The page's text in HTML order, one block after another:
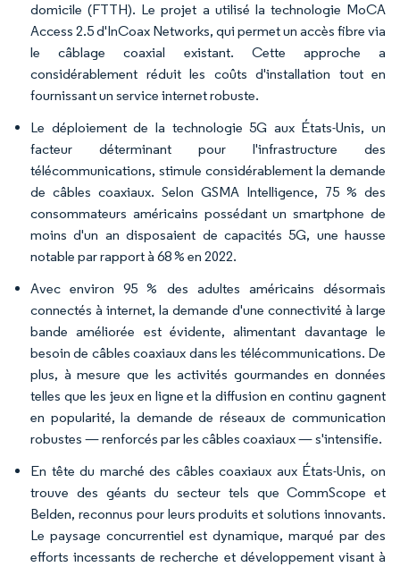
domicile (FTTH). Le projet a utilisé la technologie MoCA
Access 2.5 d'InCoax Networks, qui permet un accès fibre via
le câblage coaxial existant. Cette approche a
considérablement réduit les coûts d'installation tout en
fournissant un service internet robuste.
Le déploiement de la technologie 5G aux États-Unis, un
facteur déterminant pour l'infrastructure des
télécommunications, stimule considérablement la demande
de câbles coaxiaux. Selon GSMA Intelligence, 75 % des
consommateurs américains possédant un smartphone de
moins d'un an disposaient de capacités 5G, une hausse
notable par rapport à 68 % en 2022.
Avec environ 95 % des adultes américains désormais
connectés à internet, la demande d'une connectivité à large
bande améliorée est évidente, alimentant davantage le
besoin de câbles coaxiaux dans les télécommunications. De
plus, à mesure que les activités gourmandes en données
telles que les jeux en ligne et la diffusion en continu gagnent
en popularité, la demande de réseaux de communication
robustes — renforcés par les câbles coaxiaux — s'intensifie.
En tête du marché des câbles coaxiaux aux États-Unis, on
trouve des géants du secteur tels que CommScope et
Belden, reconnus pour leurs produits et solutions innovants.
Le paysage concurrentiel est dynamique, marqué par des
efforts incessants de recherche et développement visant à